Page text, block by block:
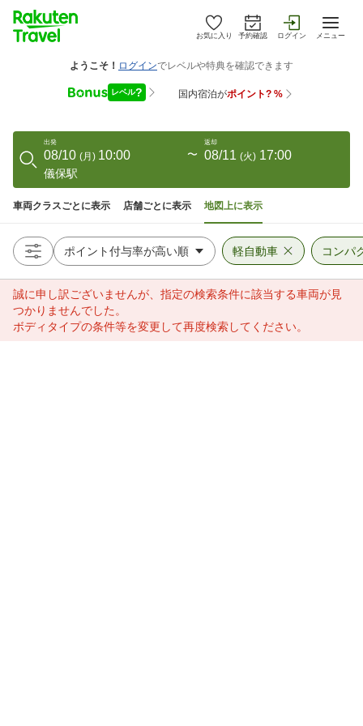
お気に入り 予約確認 ログイン メニュー
出発
08/10 (月) 10:00 〜
返却
08/11 (火) 17:00
儀保駅
車両クラスごとに表示 店舗ごとに表示 地図上に表示
軽自動車 コンパ
誠に申し訳ございませんが、指定の検索条件に該当する車両が見
つかりませんでした。
ボディタイプの条件等を変更して再度検索してください。